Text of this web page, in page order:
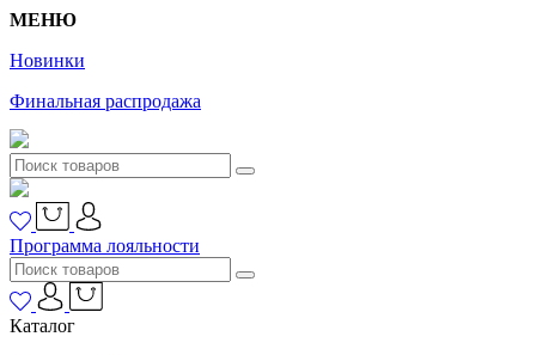
МЕНЮ
Новинки
Финальная распродажа
Программа лояльности
Каталог